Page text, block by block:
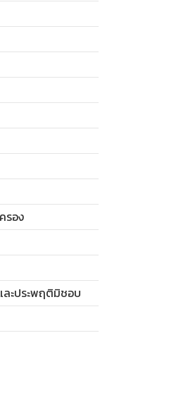
รอง
ละประพฤติมิชอบ